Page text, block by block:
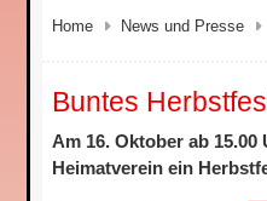
Home News und Presse
Buntes
Am 16. Oktober ab
Heimatverein ein